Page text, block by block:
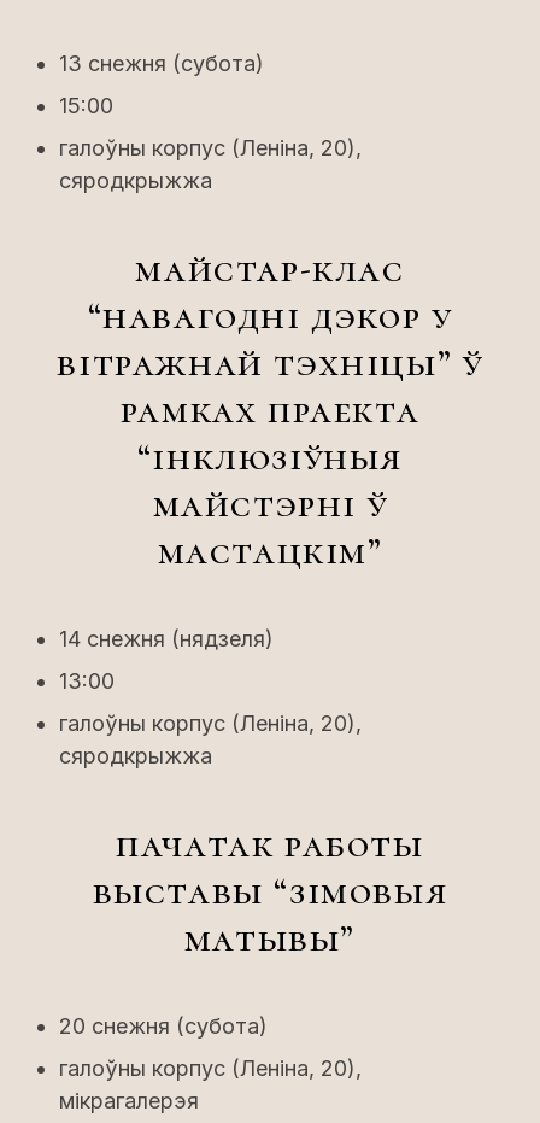
13 снежня (субота)
15:00
галоўны корпус (Леніна, 20),
сяродкрыжжа
майстар-клас
“навагодні дэкор у
вітражнай тэхніцы” ў
рамках праекта
“інклюзіўныя
майстэрні ў
мастацкім”
14 снежня (нядзеля)
13:00
галоўны корпус (Леніна, 20),
сяродкрыжжа
пачатак работы
выставы “зімовыя
матывы”
20 снежня (субота)
галоўны корпус (Леніна, 20),
мікрагалерэя